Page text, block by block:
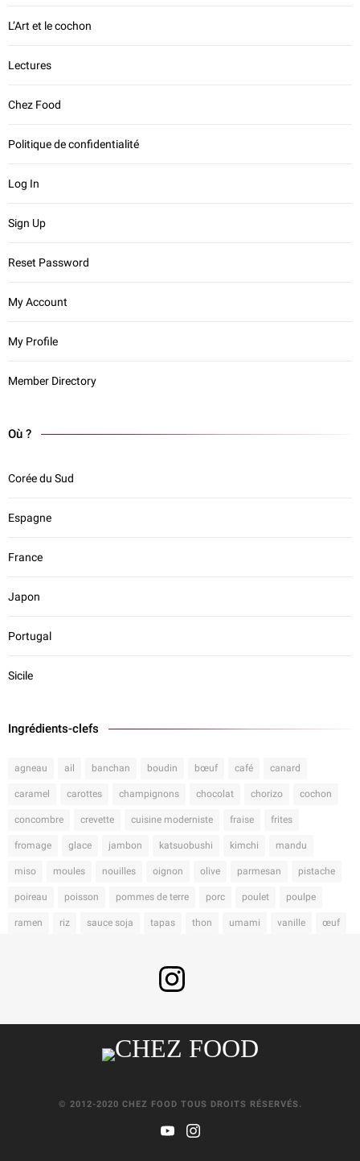
L’Art et le cochon
Lectures
Chez Food
Politique de confidentialité
Log In
Sign Up
Reset Password
My Account
My Profile
Member Directory
Où ?
Corée du Sud
Espagne
France
Japon
Portugal
Sicile
Ingrédients-clefs
agneau ail banchan boudin bœuf café canard
caramel carottes champignons chocolat chorizo cochon
concombre crevette cuisine moderniste fraise frites
fromage glace jambon katsuobushi kimchi mandu
miso moules nouilles oignon olive parmesan pistache
poireau poisson pommes de terre porc poulet poulpe
ramen riz sauce soja tapas thon umami vanille œuf
© 2012-2020 CHEZ FOOD TOUS DROITS RÉSERVÉS.